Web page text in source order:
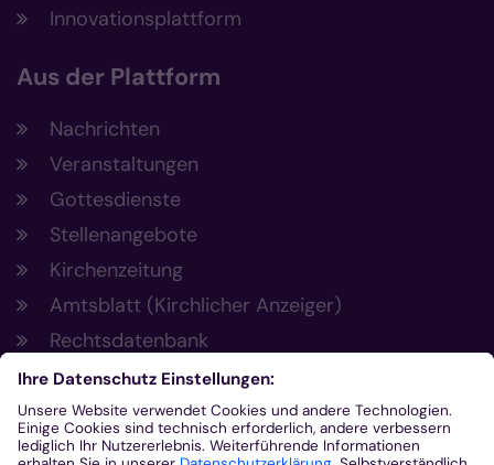
Innovationsplattform
Aus der Plattform
Nachrichten
Veranstaltungen
Gottesdienste
Stellenangebote
Kirchenzeitung
Amtsblatt (Kirchlicher Anzeiger)
Rechtsdatenbank
Meldestelle gemäß Hinweisgeberschutzgesetz